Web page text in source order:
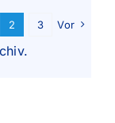
2 3 Vor
.